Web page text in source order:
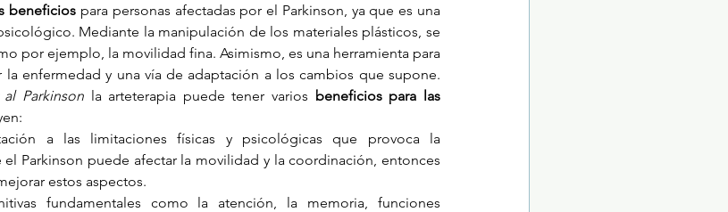
beneficios para personas afectadas por el Parkinson, ya que es una
Mediante la manipulación de los materiales plásticos, se
por ejemplo, la movilidad fina. Asimismo, es una herramienta para
enfermedad y una vía de adaptación a los cambios que supone.
Parkinson la arteterapia puede tener varios beneficios para las
a las limitaciones físicas y psicológicas que provoca la
Parkinson puede afectar la movilidad y la coordinación, entonces
estos aspectos.
fundamentales como la atención, la memoria, funciones